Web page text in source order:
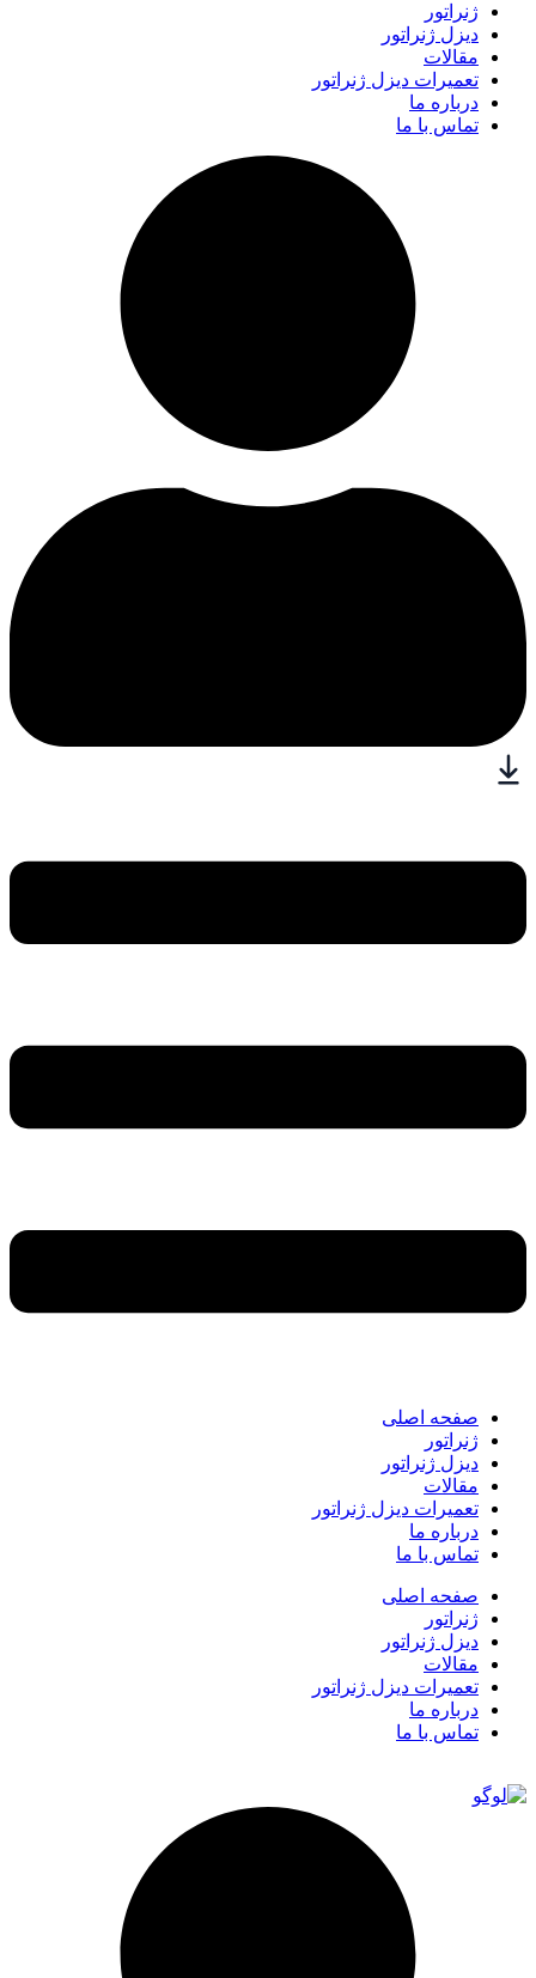
ژنراتور
دیزل ژنراتور
مقالات
تعمیرات دیزل ژنراتور
درباره ما
تماس با ما
صفحه اصلی
ژنراتور
دیزل ژنراتور
مقالات
تعمیرات دیزل ژنراتور
درباره ما
تماس با ما
صفحه اصلی
ژنراتور
دیزل ژنراتور
مقالات
تعمیرات دیزل ژنراتور
درباره ما
تماس با ما